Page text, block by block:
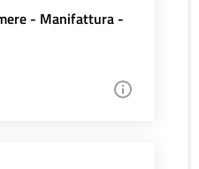
- Manifattura -